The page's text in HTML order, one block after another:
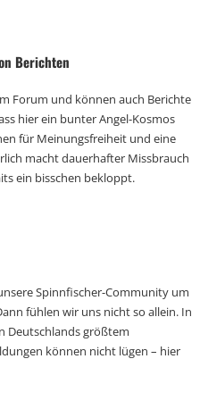
Berichten
Forum und können auch Berichte
hier ein bunter Angel-Kosmos
für Meinungsfreiheit und eine
macht dauerhafter Missbrauch
ein bisschen bekloppt.
Spinnfischer-Community um
fühlen wir uns nicht so allein. In
Deutschlands größtem
können nicht lügen – hier